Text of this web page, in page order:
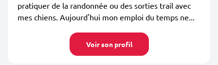
pratiquer de la randonnée ou des sorties trail avec
mes chiens. Aujourd'hui mon emploi du temps ne...
Voir son profil